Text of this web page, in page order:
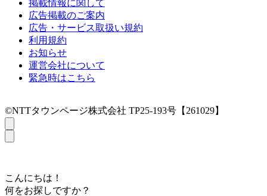
掲載情報に関して
広告掲載のご案内
広告・サービス取扱い規約
利用規約
お知らせ
運営会社について
緊急時はこちら
©NTTタウンページ株式会社 TP25-193号【261029】
こんにちは！
何をお探しですか？